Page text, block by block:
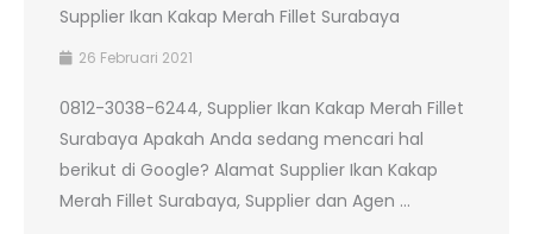
Supplier Ikan Kakap Merah Fillet Surabaya
26 Februari 2021
0812-3038-6244, Supplier Ikan Kakap Merah Fillet
Surabaya Apakah Anda sedang mencari hal
berikut di Google? Alamat Supplier Ikan Kakap
Merah Fillet Surabaya, Supplier dan Agen ...